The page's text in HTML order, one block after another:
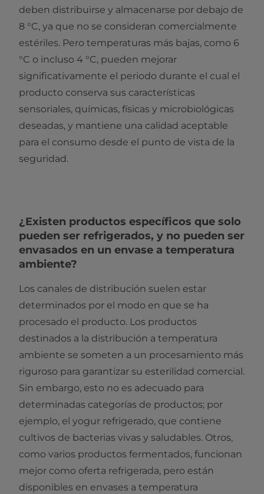
deben distribuirse y almacenarse por debajo de
8 °C, ya que no se consideran comercialmente
estériles. Pero temperaturas más bajas, como 6
°C o incluso 4 °C, pueden mejorar
significativamente el periodo durante el cual el
producto conserva sus características
sensoriales, químicas, físicas y microbiológicas
deseadas, y mantiene una calidad aceptable
para el consumo desde el punto de vista de la
seguridad.
¿Existen productos específicos que solo
pueden ser refrigerados, y no pueden ser
envasados en un envase a temperatura
ambiente?
Los canales de distribución suelen estar
determinados por el modo en que se ha
procesado el producto. Los productos
destinados a la distribución a temperatura
ambiente se someten a un procesamiento más
riguroso para garantizar su esterilidad comercial.
Sin embargo, esto no es adecuado para
determinadas categorías de productos; por
ejemplo, el yogur refrigerado, que contiene
cultivos de bacterias vivas y saludables. Otros,
como varios productos fermentados, funcionan
mejor como oferta refrigerada, pero están
disponibles en envases a temperatura